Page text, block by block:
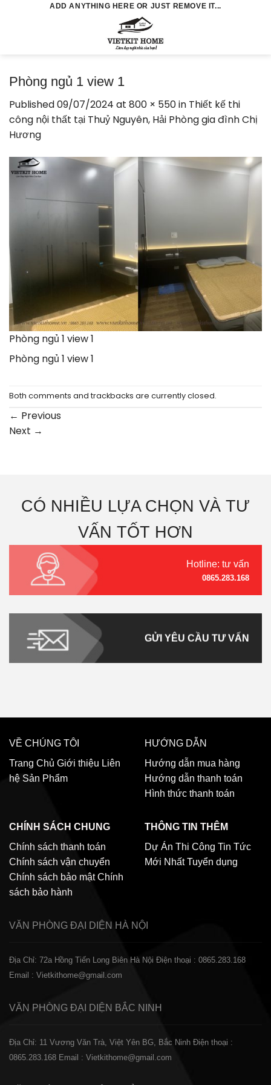
ADD ANYTHING HERE OR JUST REMOVE IT...
Phòng ngủ 1 view 1
Published09/07/2024 at 800 × 550in Thiết kế thi
công nội thất tại Thuỷ Nguyên, Hải Phòng gia đình Chị
Hương
Phòng ngủ 1 view 1
Phòng ngủ 1 view 1
Both comments and trackbacks are currently closed.
← Previous
Next →
CÓ NHIỀU LỰA CHỌN VÀ TƯ
VẤN TỐT HƠN
Hotline: tư vấn
0865.283.168
GỬI YÊU CẦU TƯ VẤN
VỀ CHÚNG TÔI
Trang Chủ Giới thiệu Liên
hệ Sản Phẩm
HƯỚNG DẪN
Hướng dẫn mua hàng
Hướng dẫn thanh toán
Hình thức thanh toán
CHÍNH SÁCH CHUNG
Chính sách thanh toán
Chính sách vận chuyển
Chính sách bảo mật Chính
sách bảo hành
THÔNG TIN THÊM
Dự Án Thi Công Tin Tức
Mới Nhất Tuyển dụng
VĂN PHÒNG ĐẠI DIỆN HÀ NỘI
Địa Chỉ: 72a Hồng Tiến Long Biên Hà Nội Điện thoại : 0865.283.168
Email : Vietkithome@gmail.com
VĂN PHÒNG ĐẠI DIỆN BẮC NINH
Địa Chỉ: 11 Vương Văn Trà, Việt Yên BG, Bắc Ninh Điện thoại :
0865.283.168 Email : Vietkithome@gmail.com